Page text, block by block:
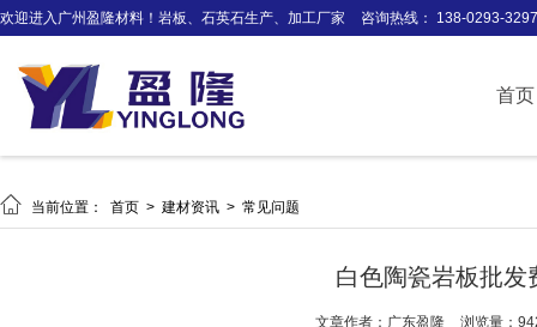
欢迎进入广州盈隆材料！岩板、石英石生产、加工厂家 咨询热线： 138-0293-3297
首页
 当前位置： 首页 > 建材资讯 > 常见问题
白色陶瓷岩板批
文章作者：广东盈隆 浏览量：